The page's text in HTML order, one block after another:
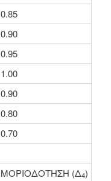
0.85
0.90
0.95
1.00
0.90
0.80
0.70
ΜΟΡΙΟΔΟΤΗΣΗ (Δ4)